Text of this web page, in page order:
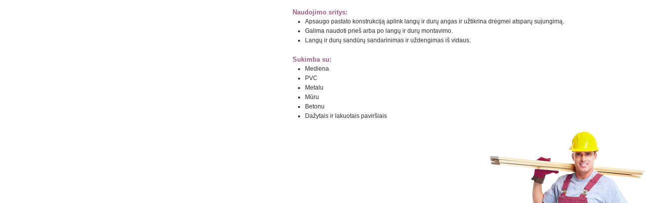
Naudojimo sritys:
Apsaugo pastato konstrukciją aplink langų ir durų angas ir užtikrina drėgmei atsparų sujungimą.
Galima naudoti prieš arba po langų ir durų montavimo.
Langų ir durų sandūrų sandarinimas ir uždengimas iš vidaus.
Sukimba su:
Mediena
PVC
Metalu
Mūru
Betonu
Dažytais ir lakuotais paviršiais